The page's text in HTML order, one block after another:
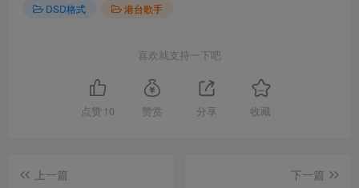
DSD格式 港台歌手
喜欢就支持一下吧
点赞 10 赞赏 分享 收藏
上一篇
下一篇